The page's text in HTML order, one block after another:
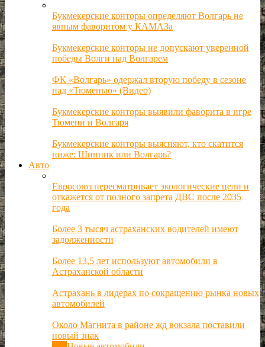
Букмекерские конторы определяют Волгарь не
явным фаворитом у КАМАЗа
Букмекерские конторы не допускают уверенной
победы Волги над Волгарем
ФК «Волгарь» одержал вторую победу в сезоне
над «Тюменью» (Видео)
Букмекерские конторы выявили фаворита в игре
Тюмени и Волгаря
Букмекерские конторы выясняют, кто скатится
ниже: Шинник или Волгарь?
Авто
Евросоюз пересматривает экологические цели и
откажется от полного запрета ДВС после 2035
года
Более 3 тысяч астраханских водителей имеют
задолженности
Более 13,5 лет используют автомобили в
Астраханской области
Астрахань в лидерах по сокращению рынка новых
автомобилей
Около Магнита в районе жд вокзала поставили
новый знак